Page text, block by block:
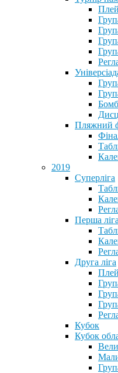
Пляжний
2019
Суперліга
Перша ліга
Друга ліга
Кубок
Кубок